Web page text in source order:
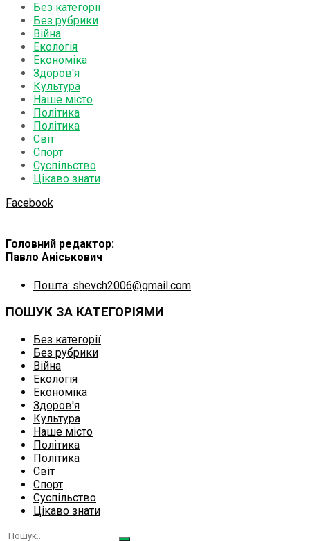
Без категорії
Без рубрики
Війна
Екологія
Економіка
Здоров'я
Культура
Наше місто
Політика
Політика
Світ
Спорт
Суспільство
Цікаво знати
Facebook
Головний редактор:
Павло Аніськович
Пошта: shevch2006@gmail.com
ПОШУК ЗА КАТЕГОРІЯМИ
Без категорії
Без рубрики
Війна
Екологія
Економіка
Здоров'я
Культура
Наше місто
Політика
Політика
Світ
Спорт
Суспільство
Цікаво знати